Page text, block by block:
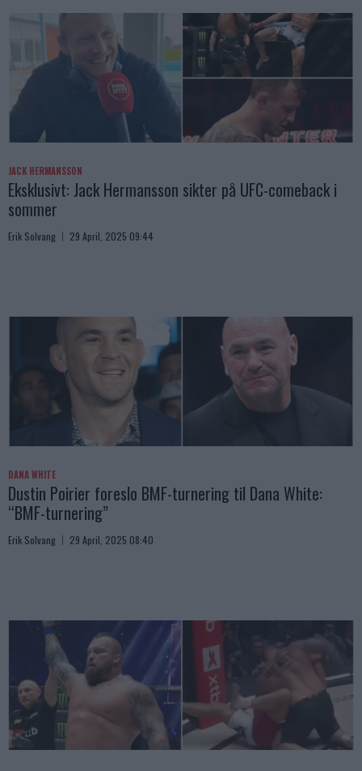
JACK HERMANSSON
Eksklusivt: Jack Hermansson sikter på UFC-comeback i
sommer
Erik Solvang 29 April, 2025 09:44
DANA WHITE
Dustin Poirier foreslo BMF-turnering til Dana White:
“BMF-turnering”
Erik Solvang 29 April, 2025 08:40